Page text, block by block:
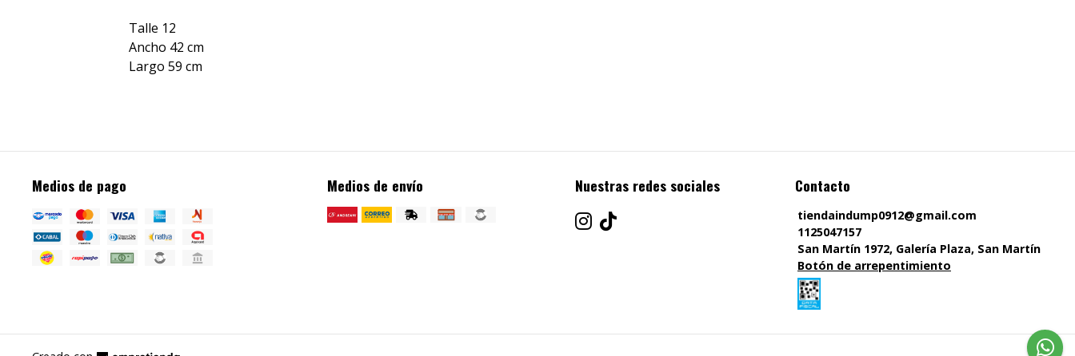
Talle 12
Ancho 42 cm
Largo 59 cm
Medios de pago Medios de envío Nuestras redes sociales Contacto
tiendaindump0912@gmail.com
1125047157
San Martín 1972, Galería Plaza, San Martín
Botón de arrepentimiento